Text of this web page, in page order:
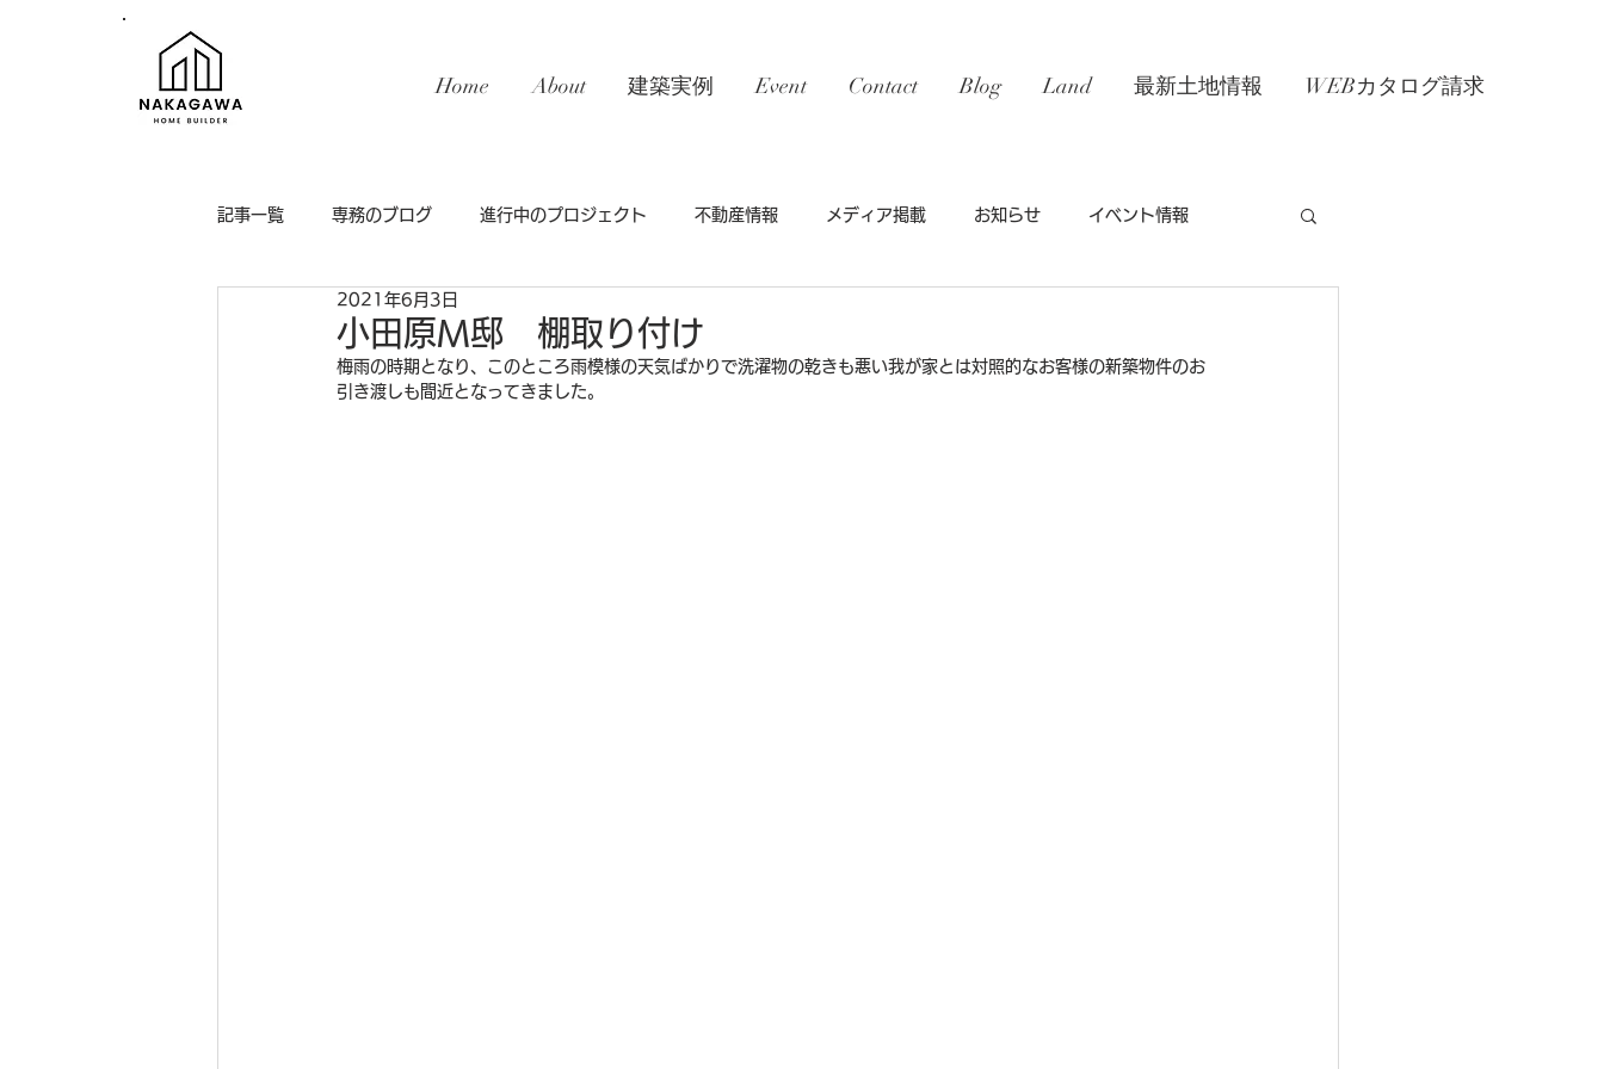
Home About 建築実例 Event Contact Blog Land 最新土地情報 WEBカタログ請求
記事一覧 専務のブログ 進行中のプロジェクト 不動産情報 メディア掲載 お知らせ イベント情報
インテリア
小田原M邸 棚取り付け
2021年6月3日
梅雨の時期となり、このところ雨模様の天気ばかりで洗濯物の乾きも悪い我が家とは対照的なお客様の新築物件のお
引き渡しも間近となってきました。